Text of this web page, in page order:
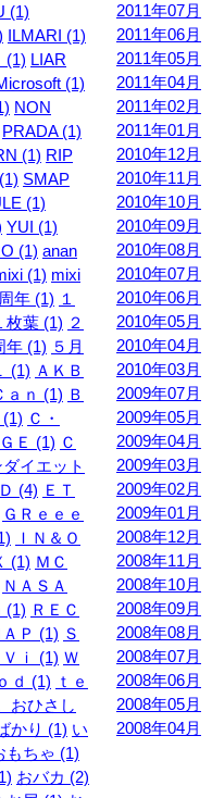
(1)
ILMARI (1)
(1) LIAR
(1)
NON
PRADA (1)
(1) RIP
SMAP
(1)
YUI (1)
(1) anan
(1) mixi
年 (1) １
枚葉 (1) ２
年 (1) ５月
(1) ＡＫＢ
ａｎ (1) Ｂ
(1) Ｃ・
Ｅ (1) Ｃ
イエット
(4) ＥＴ
ＧＲｅｅｅ
ＩＮ＆Ｏ
(1) ＭＣ
ＮＡＳＡ
(1) ＲＥＣ
ＡＰ (1) Ｓ
Ｖｉ (1) Ｗ
ｄ (1) ｔｅ
おひさし
かり (1) い
もちゃ (1)
おバカ (2)
2011年07月
2011年06月
2011年05月
2011年04月
2011年02月
2011年01月
2010年12月
2010年11月
2010年10月
2010年09月
2010年08月
2010年07月
2010年06月
2010年05月
2010年04月
2010年03月
2009年07月
2009年05月
2009年04月
2009年03月
2009年02月
2009年01月
2008年12月
2008年11月
2008年10月
2008年09月
2008年08月
2008年07月
2008年06月
2008年05月
2008年04月